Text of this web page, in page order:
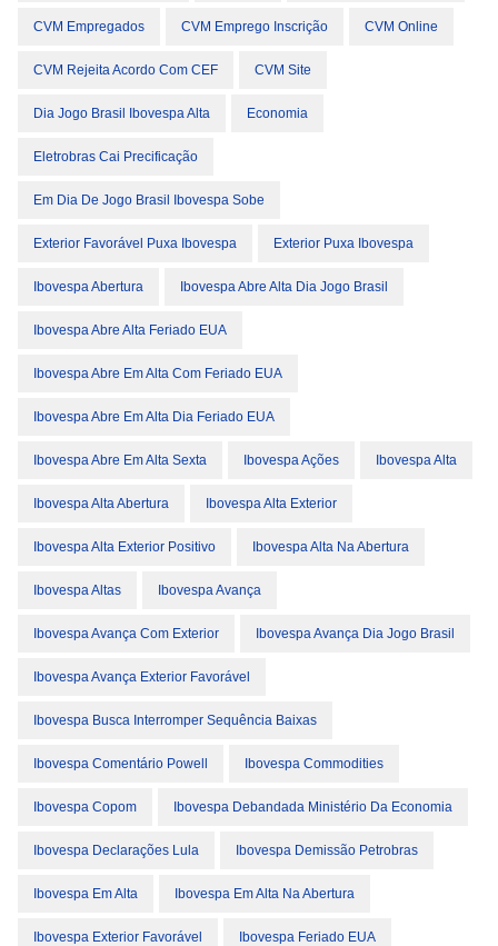
CVM Empregados CVM Emprego Inscrição CVM Online
CVM Rejeita Acordo Com CEF CVM Site
Dia Jogo Brasil Ibovespa Alta Economia
Eletrobras Cai Precificação
Em Dia De Jogo Brasil Ibovespa Sobe
Exterior Favorável Puxa Ibovespa Exterior Puxa Ibovespa
Ibovespa Abertura Ibovespa Abre Alta Dia Jogo Brasil
Ibovespa Abre Alta Feriado EUA
Ibovespa Abre Em Alta Com Feriado EUA
Ibovespa Abre Em Alta Dia Feriado EUA
Ibovespa Abre Em Alta Sexta Ibovespa Ações Ibovespa Alta
Ibovespa Alta Abertura Ibovespa Alta Exterior
Ibovespa Alta Exterior Positivo Ibovespa Alta Na Abertura
Ibovespa Altas Ibovespa Avança
Ibovespa Avança Com Exterior Ibovespa Avança Dia Jogo Brasil
Ibovespa Avança Exterior Favorável
Ibovespa Busca Interromper Sequência Baixas
Ibovespa Comentário Powell Ibovespa Commodities
Ibovespa Copom Ibovespa Debandada Ministério Da Economia
Ibovespa Declarações Lula Ibovespa Demissão Petrobras
Ibovespa Em Alta Ibovespa Em Alta Na Abertura
Ibovespa Exterior Favorável Ibovespa Feriado EUA